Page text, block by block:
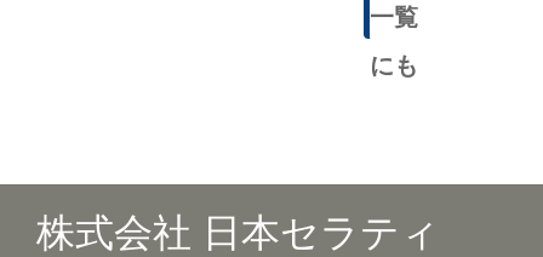
記事
一覧
にも
株式会社 日本セラティ